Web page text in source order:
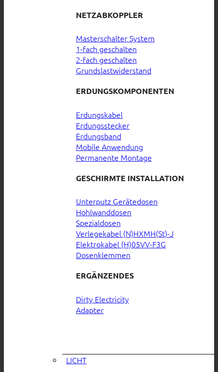
NETZABKOPPLER
Masterschalter System
1-fach geschalten
2-fach geschalten
Grundslastwiderstand
ERDUNGSKOMPONENTEN
Erdungskabel
Erdungsstecker
Erdungsband
Mobile Anwendung
Permanente Montage
GESCHIRMTE INSTALLATION
Unterputz Gerätedosen
Hohlwanddosen
Spezialdosen
Verlegekabel (N)HXMH(St)-J
Elektrokabel (H)05VV-F3G
Dosenklemmen
ERGÄNZENDES
Dirty Electricity
Adapter
LICHT